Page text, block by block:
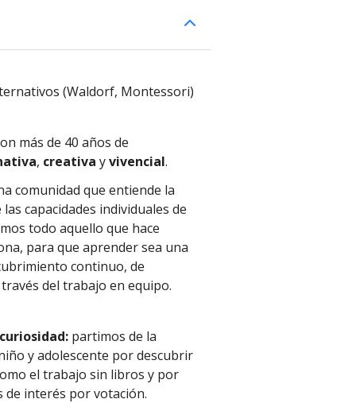
(Waldorf, Montessori)
más de 40 años de
, creativa yvivencial.
comunidad que entiende la
capacidades individuales de
todo aquello que hace
para que aprender sea una
continuo, de
del trabajo en equipo.
partimos de la
y adolescente por descubrir
el trabajo sin libros y por
de interés por votación.